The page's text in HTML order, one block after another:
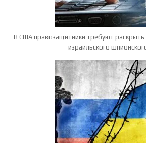
В США правозащитники требуют
израильского